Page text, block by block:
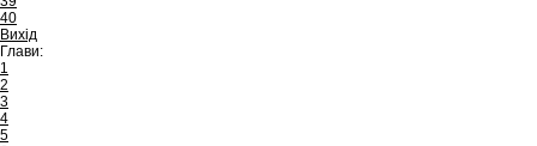
40
Вихід
Глави:
1
2
3
4
5